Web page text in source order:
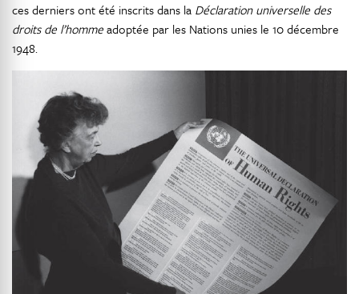
ces derniers ont été inscrits dans la Déclaration universelle des
droits de l’hommeadoptée par les Nations unies le 10 décembre
1948.